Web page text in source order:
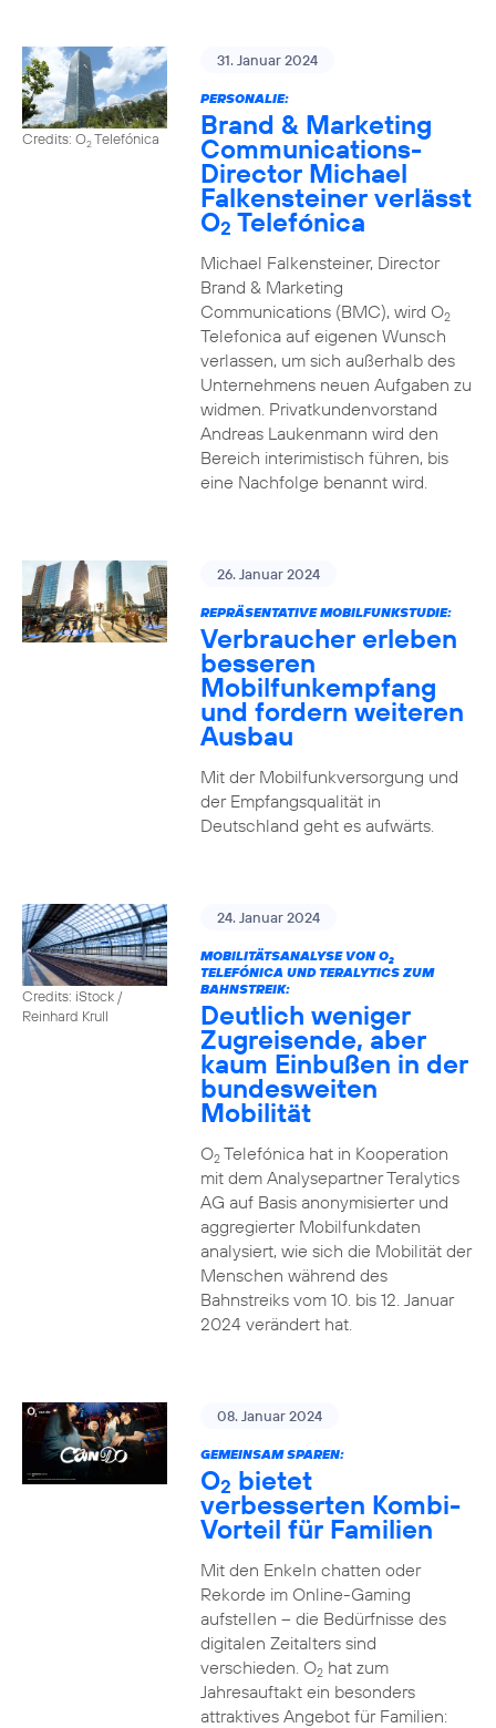
Credits: O2Telefónica
31. Januar 2024
PERSONALIE:
Brand & Marketing
Communications-
Director Michael
Falkensteiner verlässt
O2 Telefónica
Michael Falkensteiner, Director
Brand & Marketing
Communications (BMC), wird O2
Telefonica auf eigenen Wunsch
verlassen, um sich außerhalb des
Unternehmens neuen Aufgaben zu
widmen. Privatkundenvorstand
Andreas Laukenmann wird den
Bereich interimistisch führen, bis
eine Nachfolge benannt wird.
26. Januar 2024
REPRÄSENTATIVE MOBILFUNKSTUDIE:
Verbraucher erleben
besseren
Mobilfunkempfang
und fordern weiteren
Ausbau
Mit der Mobilfunkversorgung und
der Empfangsqualität in
Deutschland geht es aufwärts.
Credits: iStock /
Reinhard Krull
24. Januar 2024
MOBILITÄTSANALYSE VON O2
TELEFÓNICA UND TERALYTICS ZUM
BAHNSTREIK:
Deutlich weniger
Zugreisende, aber
kaum Einbußen in der
bundesweiten
Mobilität
O2Telefónica hat in Kooperation
mit dem Analysepartner Teralytics
AG auf Basis anonymisierter und
aggregierter Mobilfunkdaten
analysiert, wie sich die Mobilität der
Menschen während des
Bahnstreiks vom 10. bis 12. Januar
2024 verändert hat.
08. Januar 2024
GEMEINSAM SPAREN:
O2 bietet
verbesserten Kombi-
Vorteil für Familien
Mit den Enkeln chatten oder
Rekorde im Online-Gaming
aufstellen – die Bedürfnisse des
digitalen Zeitalters sind
verschieden. O2hat zum
Jahresauftakt ein besonders
attraktives Angebot für Familien: